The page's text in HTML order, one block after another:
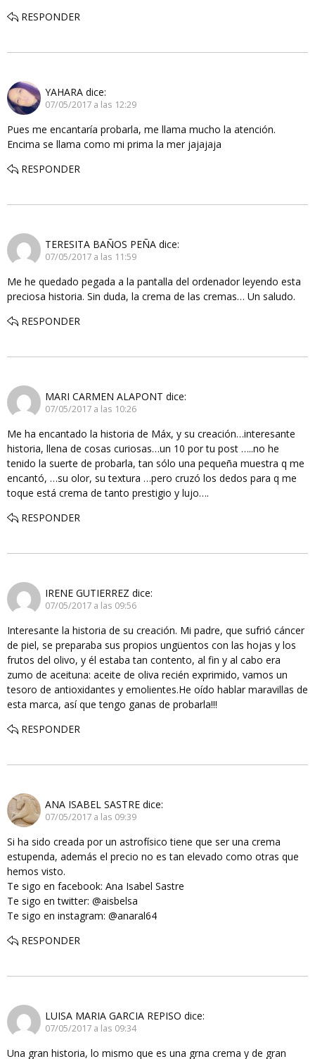
RESPONDER
YAHARA dice:
07/05/2017 a las 12:29
Pues me encantaría probarla, me llama mucho la atención.
Encima se llama como mi prima la mer jajajaja
RESPONDER
TERESITA BAÑOS PEÑA dice:
07/05/2017 a las 11:59
Me he quedado pegada a la pantalla del ordenador leyendo esta
preciosa historia. Sin duda, la crema de las cremas… Un saludo.
RESPONDER
MARI CARMEN ALAPONT dice:
07/05/2017 a las 10:26
Me ha encantado la historia de Máx, y su creación…interesante
historia, llena de cosas curiosas…un 10 por tu post …..no he
tenido la suerte de probarla, tan sólo una pequeña muestra q me
encantó, …su olor, su textura …pero cruzó los dedos para q me
toque está crema de tanto prestigio y lujo….
RESPONDER
IRENE GUTIERREZ dice:
07/05/2017 a las 09:56
Interesante la historia de su creación. Mi padre, que sufrió cáncer
de piel, se preparaba sus propios ungüentos con las hojas y los
frutos del olivo, y él estaba tan contento, al fin y al cabo era
zumo de aceituna: aceite de oliva recién exprimido, vamos un
tesoro de antioxidantes y emolientes.He oído hablar maravillas de
esta marca, así que tengo ganas de probarla!!!
RESPONDER
ANA ISABEL SASTRE dice:
07/05/2017 a las 09:39
Si ha sido creada por un astrofísico tiene que ser una crema
estupenda, además el precio no es tan elevado como otras que
hemos visto.
Te sigo en facebook: Ana Isabel Sastre
Te sigo en twitter: @aisbelsa
Te sigo en instagram: @anaral64
RESPONDER
LUISA MARIA GARCIA REPISO dice:
07/05/2017 a las 09:34
Una gran historia, lo mismo que es una grna crema y de gran